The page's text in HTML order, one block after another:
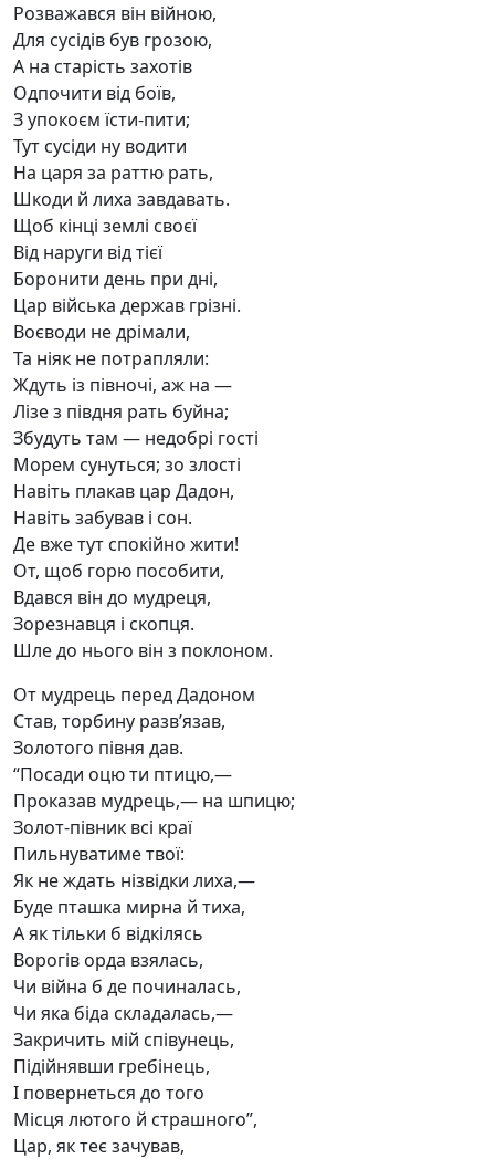
Розважався він війною,
Для сусідів був грозою,
А на старість захотів
Одпочити від боїв,
З упокоєм їсти-пити;
Тут сусіди ну водити
На царя за раттю рать,
Шкоди й лиха завдавать.
Щоб кінці землі своєї
Від наруги від тієї
Боронити день при дні,
Цар війська держав грізні.
Воєводи не дрімали,
Та ніяк не потрапляли:
Ждуть із півночі, аж на —
Лізе з півдня рать буйна;
Збудуть там — недобрі гості
Морем сунуться; зо злості
Навіть плакав цар Дадон,
Навіть забував і сон.
Де вже тут спокійно жити!
От, щоб горю пособити,
Вдався він до мудреця,
Зорезнавця і скопця.
Шле до нього він з поклоном.
От мудрець перед Дадоном
Став, торбину разв’язав,
Золотого півня дав.
“Посади оцю ти птицю,—
Проказав мудрець,— на шпицю;
Золот-півник всі краї
Пильнуватиме твої:
Як не ждать нізвідки лиха,—
Буде пташка мирна й тиха,
А як тільки б відкілясь
Ворогів орда взялась,
Чи війна б де починалась,
Чи яка біда складалась,—
Закричить мій співунець,
Підійнявши гребінець,
І повернеться до того
Місця лютого й страшного”,
Цар, як теє зачував,